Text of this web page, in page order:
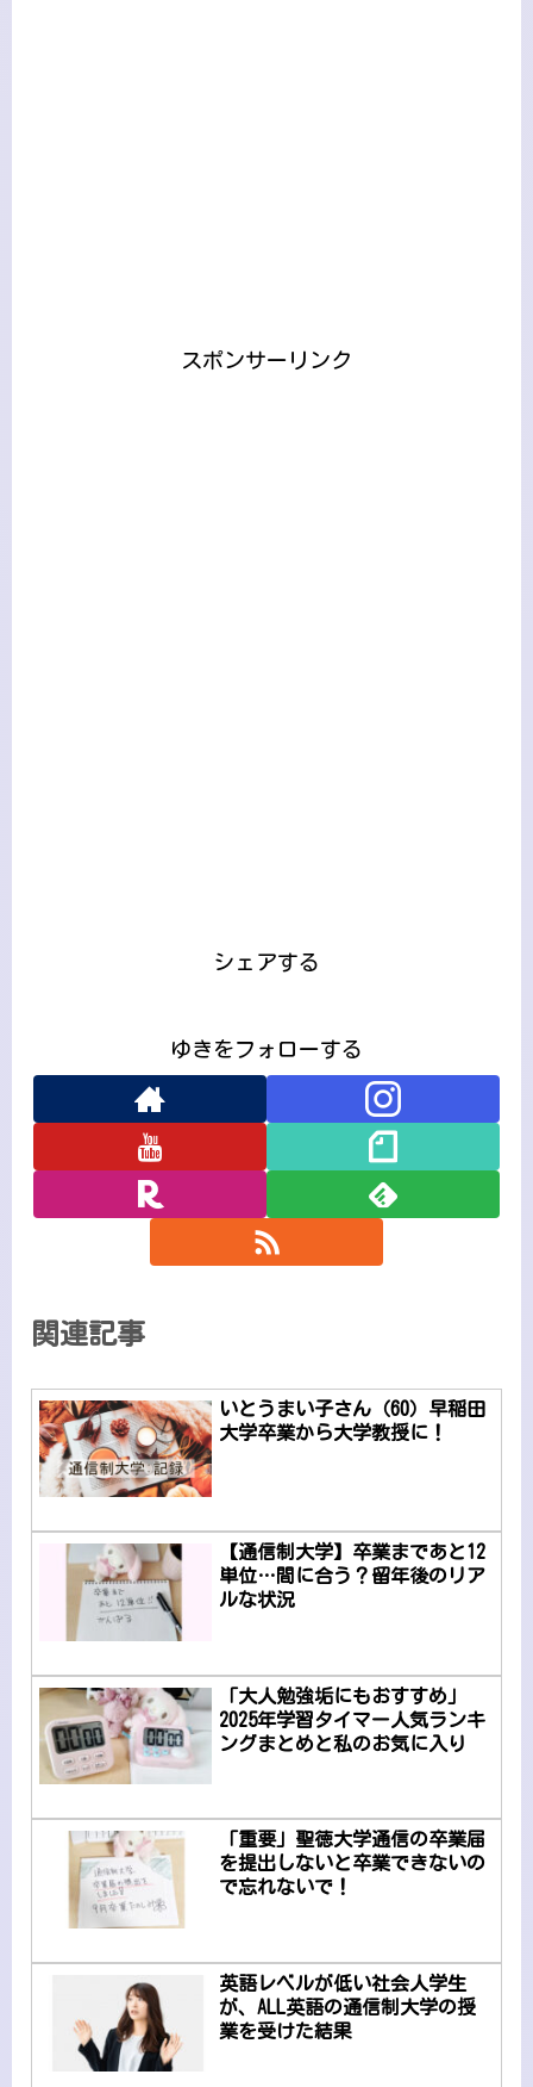
スポンサーリンク
シェアする
ゆきをフォローする
関連記事
いとうまい子さん（60）早稲田
大学卒業から大学教授に！
【通信制大学】卒業まであと12
単位…間に合う？留年後のリア
ルな状況
「大人勉強垢にもおすすめ」
2025年学習タイマー人気ランキ
ングまとめと私のお気に入り
「重要」聖徳大学通信の卒業届
を提出しないと卒業できないの
で忘れないで！
英語レベルが低い社会人学生
が、ALL英語の通信制大学の授
業を受けた結果